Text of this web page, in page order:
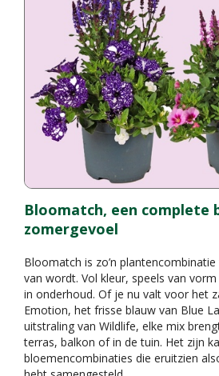
Bloomatch, een complete
zomergevoel
Bloomatch is zo’n
van wordt. Vol kleur, speels van
in onderhoud. Of je nu valt voor het
Emotion, het frisse blauw van Blue
uitstraling van Wildlife, elke mix
terras, balkon of in de tuin. Het zijn
bloemencombinaties die eruitzien